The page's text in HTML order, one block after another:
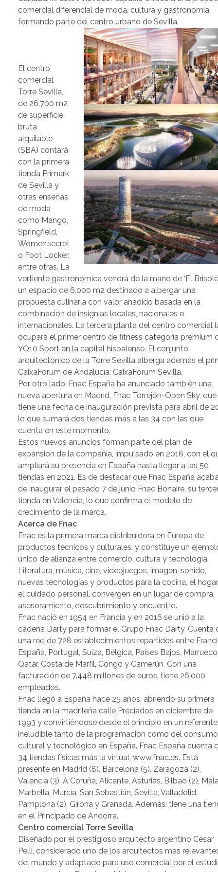
comercial diferencial de moda, cultura y gastronomía,
formando parte del centro urbano de Sevilla.
El centro
comercial
Torre Sevilla,
de 26.700 m2
de superficie
bruta
alquilable
(SBA) contará
con la primera
tienda Primark
de Sevilla y
otras enseñas
de moda
como Mango,
Springfield,
Women’secret
o Foot Locker,
entre otras. La
vertiente gastronómica vendrá de la mano de ‘El
un espacio de 6.000 m2 destinado a albergar una
propuesta culinaria con valor añadido basada en la
combinación de insignias locales, nacionales e
internacionales. La tercera planta del centro comercial
ocupará el primer centro de fitness categoría premium
YO10 Sport en la capital hispalense. El conjunto
arquitectónico de la Torre Sevilla alberga además el
CaixaForum de Andalucía: CaixaForum Sevilla.
Por otro lado, Fnac España ha anunciado también una
nueva apertura en Madrid, Fnac Torrejón-Open Sky, que
tiene una fecha de inauguración prevista para abril de
lo que sumará dos tiendas más a las 34 con las que
cuenta en este momento.
Estos nuevos anuncios forman parte del plan de
expansión de la compañía, impulsado en 2016, con el
ampliará su presencia en España hasta llegar a las 50
tiendas en 2021. Es de destacar que Fnac España
de inaugurar el pasado 7 de junio Fnac Bonaire, su
tienda en Valencia, lo que confirma el modelo de
crecimiento de la marca.
Acerca de Fnac
Fnac es la primera marca distribuidora en Europa de
productos técnicos y culturales, y constituye un
único de alianza entre comercio, cultura y tecnología.
Literatura, música, cine, videojuegos, imagen, sonido,
nuevas tecnologías y productos para la cocina, el
el cuidado personal, convergen en un lugar de compra,
asesoramiento, descubrimiento y encuentro.
Fnac nació en 1954 en Francia y en 2016 se unió a la
cadena Darty para formar el Grupo Fnac Darty. Cuenta
una red de 728 establecimientos repartidos entre
España, Portugal, Suiza, Bélgica, Países Bajos,
Qatar, Costa de Marfil, Congo y Camerún. Con una
facturación de 7.448 millones de euros, tiene 26.000
empleados.
Fnac llegó a España hace 25 años, abriendo su primera
tienda en la madrileña calle Preciados en diciembre de
1993 y convirtiéndose desde el principio en un referente
ineludible tanto de la programación como del consumo
cultural y tecnológico en España. Fnac España cuenta
34 tiendas físicas más la virtual, www.fnac.es. Está
presente en Madrid (8), Barcelona (5), Zaragoza (2),
Valencia (3), A Coruña, Alicante, Asturias, Bilbao (2),
Marbella, Murcia, San Sebastián, Sevilla, Valladolid,
Pamplona (2), Girona y Granada. Además, tiene una
en el Principado de Andorra.
Centro comercial Torre Sevilla
Diseñado por el prestigioso arquitecto argentino César
Pelli, considerado uno de los arquitectos más
del mundo y adaptado para uso comercial por el